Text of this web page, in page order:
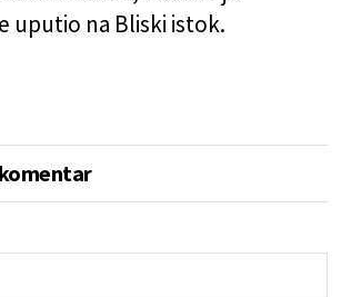
uputio na Bliski istok.